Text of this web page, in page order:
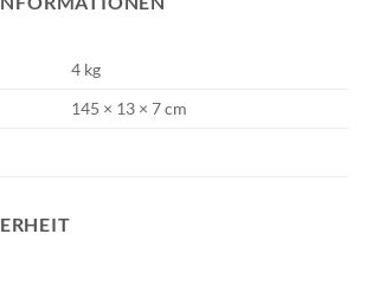
4 kg
145 × 13 × 7 cm